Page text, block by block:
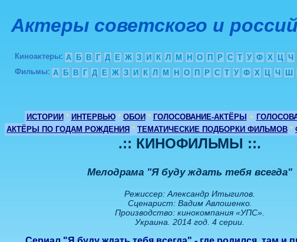
Актеры советского и
Киноактеры: А Б В Г Д Е Ж З И К Л М Н О П Р С Т У Ф Х Ц Ч
Фильмы: А Б В Г Д Е Ж З И К Л М Н О П Р С Т У Ф Х Ц Ч Ш
ИСТОРИИ * ИНТЕРВЬЮ * ОБОИ * ГОЛОСОВАНИЕ-АКТЁРЫ +
АКТЁРЫ ПО ГОДАМ РОЖДЕНИЯ * ТЕМАТИЧЕСКИЕ ПОДБОРКИ ФИЛЬМОВ *
.:: КИНОФИЛЬМЫ ::.
Мелодрама "Я буду ждать тебя всегда"
Режиссер: Александр Итыгилов.
Сценарист: Вадим Авлошенко.
Производство: кинокомпания «УПС».
Украина. 2014 год. 4 серии.